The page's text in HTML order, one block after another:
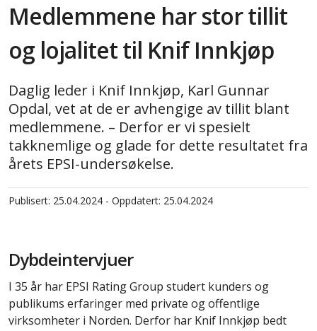
Medlemmene har stor tillit
og lojalitet til Knif Innkjøp
Daglig leder i Knif Innkjøp, Karl Gunnar
Opdal, vet at de er avhengige av tillit blant
medlemmene. – Derfor er vi spesielt
takknemlige og glade for dette resultatet fra
årets EPSI-undersøkelse.
Publisert: 25.04.2024 - Oppdatert: 25.04.2024
Dybdeintervjuer
I 35 år har EPSI Rating Group studert kunders og
publikums erfaringer med private og offentlige
virksomheter i Norden. Derfor har Knif Innkjøp bedt